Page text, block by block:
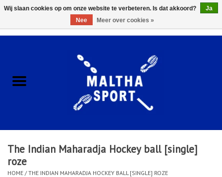
ACCESSOIRES/HARDWARE
KLEDING
CLUBSHOPS
The Indian Maharadja Hockey ball [single]
roze
HOME /THE INDIAN MAHARADJA HOCKEY BALL [SINGLE] ROZE
Wij slaan cookies op om onze website te verbeteren. Is dat akkoord?
Ja
Nee
Meer over cookies »